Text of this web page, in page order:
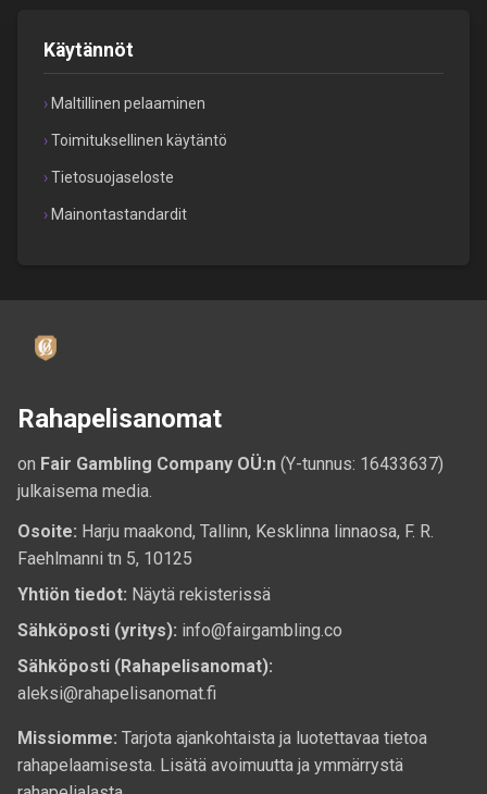
Käytännöt
Maltillinen pelaaminen
Toimituksellinen käytäntö
Tietosuojaseloste
Mainontastandardit
Rahapelisanomat
on Fair Gambling Company OÜ:n (Y-tunnus: 16433637)
julkaisema media.
Osoite: Harju maakond, Tallinn, Kesklinna linnaosa, F. R.
Faehlmanni tn 5, 10125
Yhtiön tiedot: Näytä rekisterissä
Sähköposti (yritys): info@fairgambling.co
Sähköposti (Rahapelisanomat):
aleksi@rahapelisanomat.fi
Missiomme: Tarjota ajankohtaista ja luotettavaa tietoa
rahapelaamisesta. Lisätä avoimuutta ja ymmärrystä